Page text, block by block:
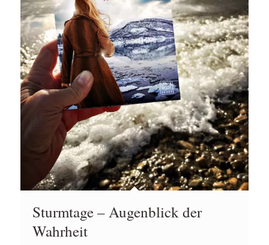
Sturmtage – Augenblick der
Wahrheit